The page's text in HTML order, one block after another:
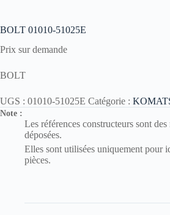
BOLT 01010-51025E
Prix sur demande
BOLT
UGS : 01010-51025E Catégorie :
Note :
Les références constructeurs sont des
déposées.
Elles sont utilisées uniquement pour
pièces.